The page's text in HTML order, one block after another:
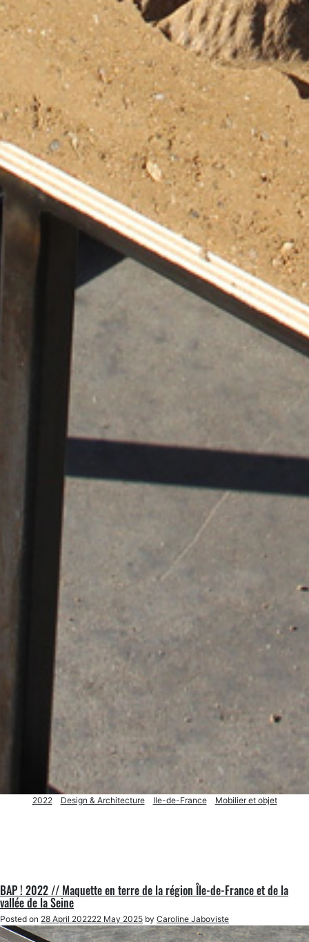
2022 Design & Architecture Ile-de-France Mobilier et objet
BAP ! 2022 // Maquette en terre de la région Île-de-France et de la
vallée de la Seine
Posted on 28 April 202222 May 2025 by Caroline Jaboviste